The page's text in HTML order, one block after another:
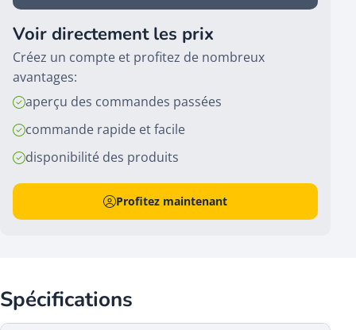
Voir directement les prix
Créez un compte et profitez de nombreux
avantages:
aperçu des commandes passées
commande rapide et facile
disponibilité des produits
Profitez maintenant
Spécifications